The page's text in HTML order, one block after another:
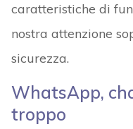
caratteristiche di
nostra attenzione
sicurezza.
WhatsApp,
troppo